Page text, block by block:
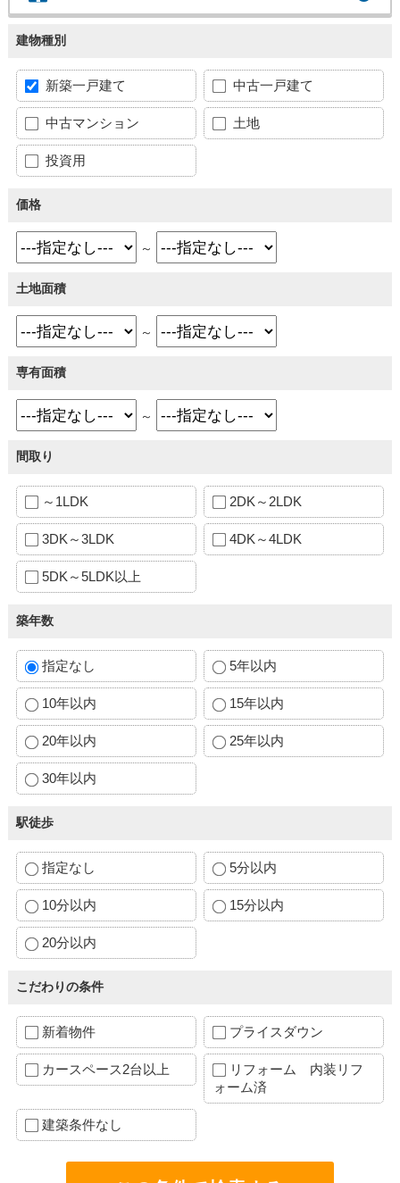
建物種別
新築一戸建て 中古一戸建て
中古マンション 土地
投資用
価格
～
土地面積
～
専有面積
～
間取り
～1LDK 2DK～2LDK
3DK～3LDK 4DK～4LDK
5DK～5LDK以上
築年数
指定なし 5年以内
10年以内 15年以内
20年以内 25年以内
30年以内
駅徒歩
指定なし 5分以内
10分以内 15分以内
20分以内
こだわりの条件
新着物件 プライスダウン
カースペース2台以上
リフォーム 内装リフ
ォーム済
建築条件なし